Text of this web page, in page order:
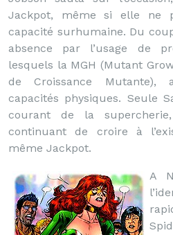
Jackpot, même si elle ne
capacité surhumaine. Du
absence par l’usage de
lesquels la MGH (Mutant
de Croissance Mutante),
capacités physiques. Seule
courant de la
continuant de croire à
même Jackpot.
A